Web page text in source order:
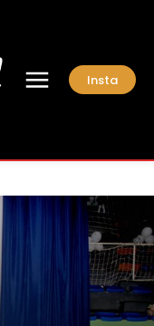
Insta